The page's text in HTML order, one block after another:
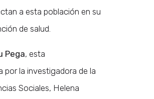
a esta población en su
de salud.
Pega, esta
por la investigadora de la
Sociales, Helena